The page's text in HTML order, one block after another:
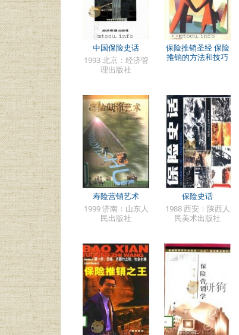
中国保险史话
1993 北京：经济管
理出版社
保险推销圣经 保险
推销的方法和技巧
寿险营销艺术
1999 济南：山东人
民出版社
保险史话
1988 西安：陕西人
民美术出版社